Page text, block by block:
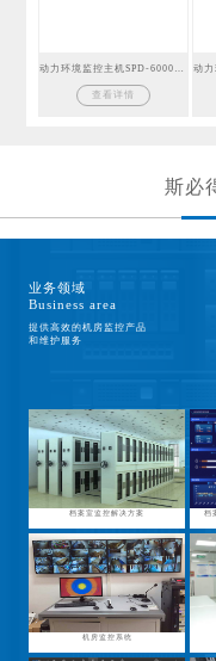
查看详情
斯必
业务领域
Business area
提供高效的机房监控产品
和维护服务
档案室监控解决方案 档
机房监控系统